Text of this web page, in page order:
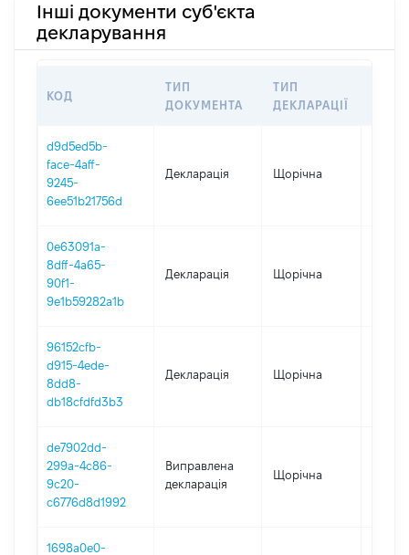
Інші документи суб'єкта
декларування
КОД
ТИП
ДОКУМЕНТА
ТИП
ДЕКЛАРАЦІЇ
d9d5ed5b-
face-4aff-
9245-
6ee51b21756d
Декларація Щорічна
0e63091a-
8dff-4a65-
90f1-
9e1b59282a1b
Декларація Щорічна
96152cfb-
d915-4ede-
8dd8-
db18cfdfd3b3
Декларація Щорічна
de7902dd-
299a-4c86-
9c20-
c6776d8d1992
Виправлена
декларація
Щорічна
1698a0e0-